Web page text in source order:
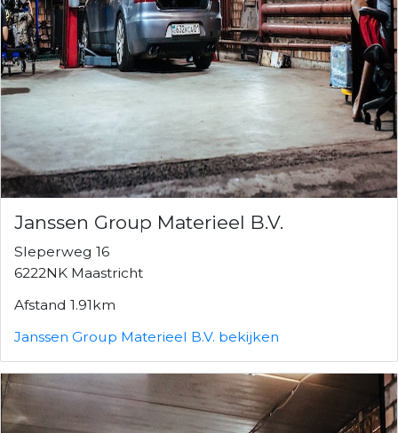
Janssen Group Materieel B.V.
Sleperweg 16
6222NK Maastricht
Afstand 1.91km
Janssen Group Materieel B.V. bekijken